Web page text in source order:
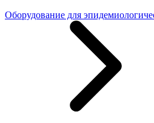
Оборудование для